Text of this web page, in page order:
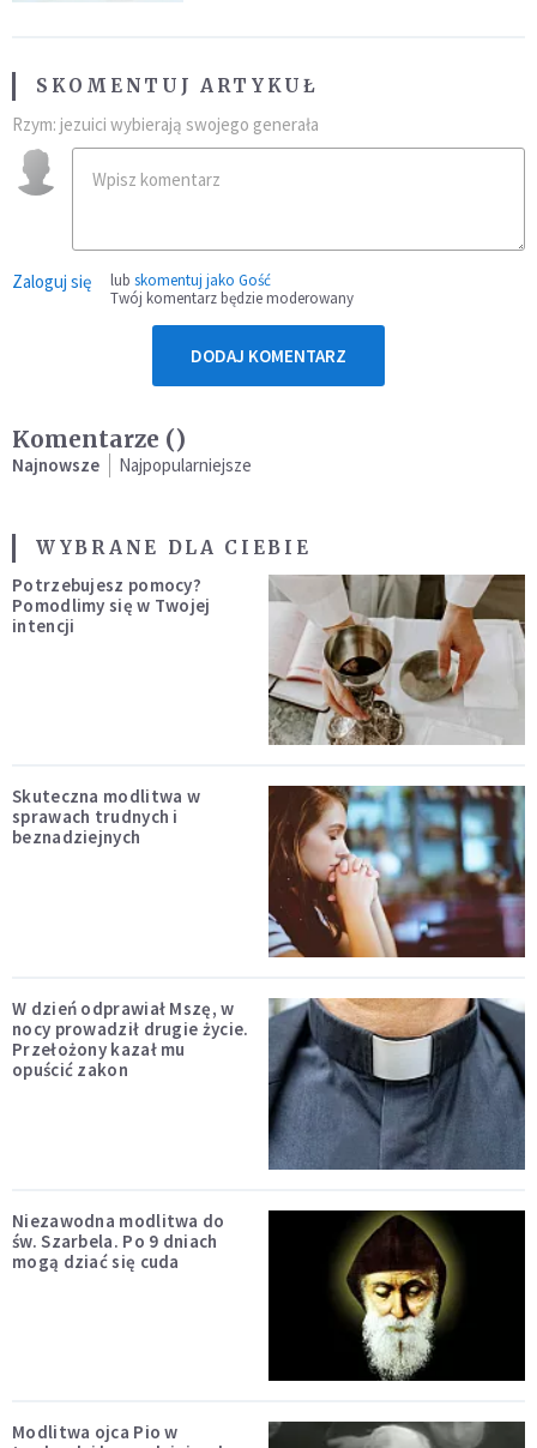
SKOMENTUJ ARTYKUŁ
Rzym: jezuici wybierają swojego generała
Zaloguj się lub skomentuj jako Gość
Twój komentarz będzie moderowany
DODAJ KOMENTARZ
Komentarze ()
Najnowsze Najpopularniejsze
WYBRANE DLA CIEBIE
Potrzebujesz pomocy?
Pomodlimy się w Twojej
intencji
Skuteczna modlitwa w
sprawach trudnych i
beznadziejnych
W dzień odprawiał Mszę, w
nocy prowadził drugie życie.
Przełożony kazał mu
opuścić zakon
Niezawodna modlitwa do
św. Szarbela. Po 9 dniach
mogą dziać się cuda
Modlitwa ojca Pio w